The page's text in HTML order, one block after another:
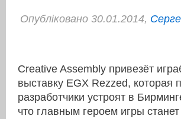
Опубліковано 30.01.2014,
Creative Assembly привезёт
выставку EGX Rezzed, которая
разработчики устроят в
что главным героем игры